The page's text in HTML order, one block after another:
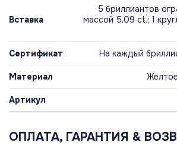
Вставка
5 бриллиантов
массой 5,09 ct.; 1
Сертификат На каждый
Материал
Артикул
ОПЛАТА, ГАРАНТИЯ &